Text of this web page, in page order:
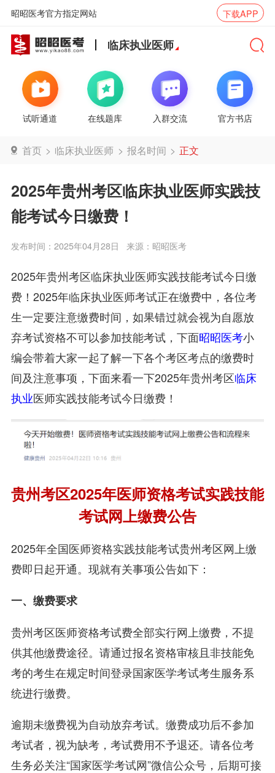
昭昭医考官方指定网站 下载APP
临床执业医师
试听通道 在线题库 入群交流 官方书店
首页 > 临床执业医师 > 报名时间 > 正文
2025年贵州考区临床执业医师实践技
能考试今日缴费！
发布时间：2025年04月28日 来源：昭昭医考
2025年贵州考区临床执业医师实践技能考试今日缴
费！2025年临床执业医师考试正在缴费中，各位考
生一定要注意缴费时间，如果错过就会视为自愿放
弃考试资格不可以参加技能考试，下面昭昭医考小
编会带着大家一起了解一下各个考区考点的缴费时
间及注意事项，下面来看一下2025年贵州考区临床
执业医师实践技能考试今日缴费！
贵州考区2025年医师资格考试实践技能
考试网上缴费公告
2025年全国医师资格实践技能考试贵州考区网上缴
费即日起开通。现就有关事项公告如下：
一、缴费要求
贵州考区医师资格考试费全部实行网上缴费，不提
供其他缴费途径。请通过报名资格审核且非技能免
考的考生在规定时间登录国家医学考试考生服务系
统进行缴费。
逾期未缴费视为自动放弃考试。缴费成功后不参加
考试者，视为缺考，考试费用不予退还。请各位考
生务必关注“国家医学考试网”微信公众号，后期可接